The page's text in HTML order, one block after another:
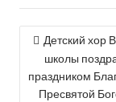
ЗАПИСЯМ
Детский хор
школы
праздником
Пресвятой